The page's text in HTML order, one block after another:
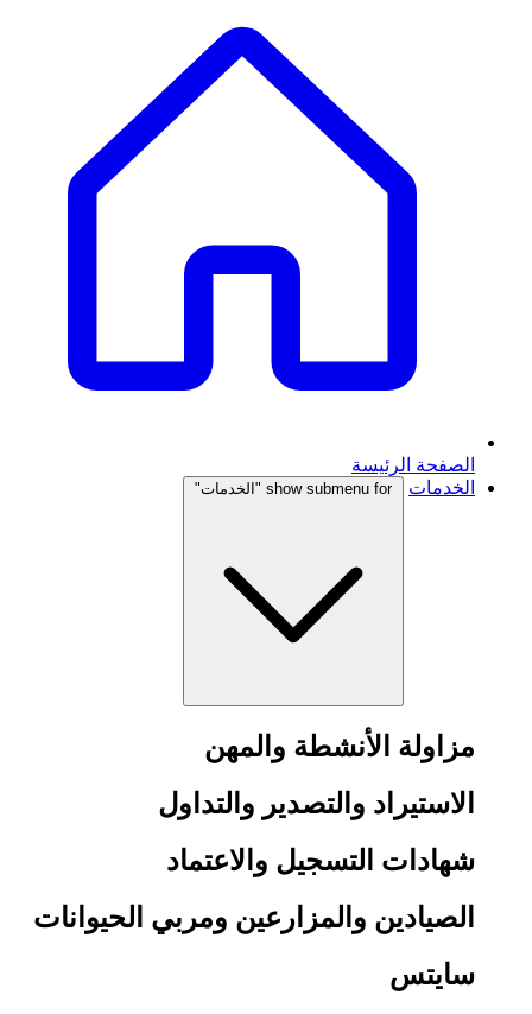
الصفحة الرئيسة
الخدمات
show submenu for "الخدمات"
مزاولة الأنشطة والمهن
الاستيراد والتصدير والتداول
شهادات التسجيل والاعتماد
الصيادين والمزارعين ومربي الحيوانات
سايتس